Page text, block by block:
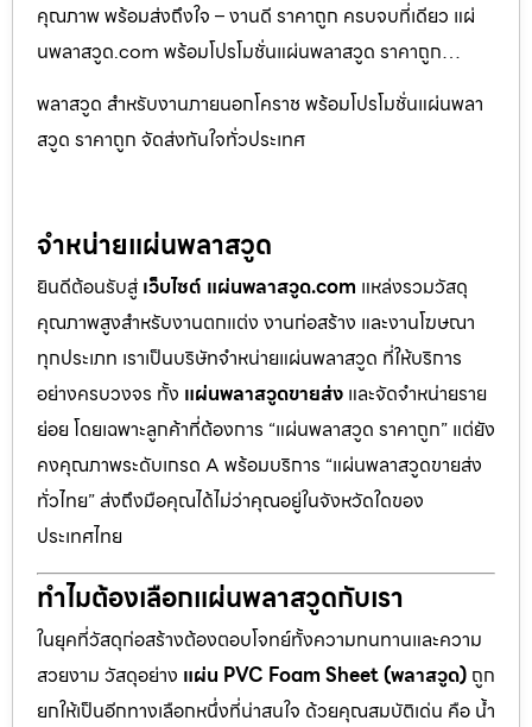
คุณภาพ พร้อมส่งถึงใจ – งานดี ราคาถูก ครบจบที่เดียว แผ่
นพลาสวูด.com พร้อมโปรโมชั่นแผ่นพลาสวูด ราคาถูก…
พลาสวูด สำหรับงานภายนอกโคราช พร้อมโปรโมชั่นแผ่นพลา
สวูด ราคาถูก จัดส่งทันใจทั่วประเทศ
จำหน่ายแผ่นพลาสวูด
ยินดีต้อนรับสู่ เว็บไซต์ แผ่นพลาสวูด.com แหล่งรวมวัสดุ
คุณภาพสูงสำหรับงานตกแต่ง งานก่อสร้าง และงานโฆษณา
ทุกประเภท เราเป็นบริษัทจำหน่ายแผ่นพลาสวูด ที่ให้บริการ
อย่างครบวงจร ทั้ง แผ่นพลาสวูดขายส่ง และจัดจำหน่ายราย
ย่อย โดยเฉพาะลูกค้าที่ต้องการ “แผ่นพลาสวูด ราคาถูก” แต่ยัง
คงคุณภาพระดับเกรด A พร้อมบริการ “แผ่นพลาสวูดขายส่ง
ทั่วไทย” ส่งถึงมือคุณได้ไม่ว่าคุณอยู่ในจังหวัดใดของ
ประเทศไทย
ทำไมต้องเลือกแผ่นพลาสวูดกับเรา
ในยุคที่วัสดุก่อสร้างต้องตอบโจทย์ทั้งความทนทานและความ
สวยงาม วัสดุอย่าง แผ่น PVC Foam Sheet (พลาสวูด) ถูก
ยกให้เป็นอีกทางเลือกหนึ่งที่น่าสนใจ ด้วยคุณสมบัติเด่น คือ น้ำ